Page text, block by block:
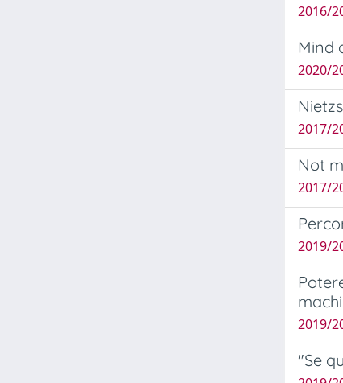
2016/
Mind
2020/
2017/
Not
2017/
2019/
2019/
"Se